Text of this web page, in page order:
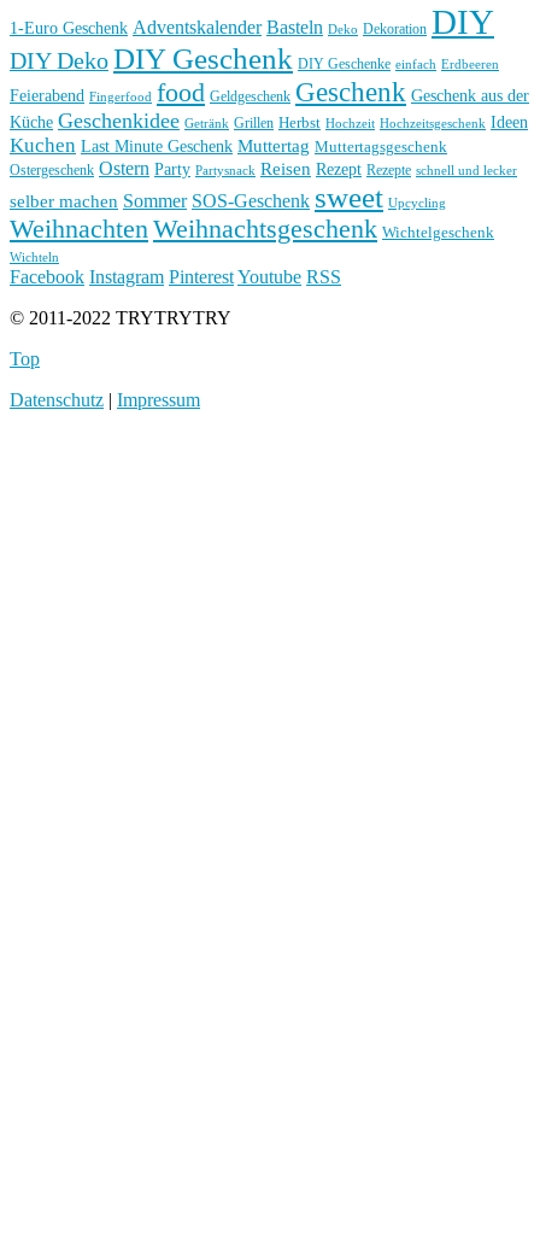
1-Euro Geschenk Adventskalender Basteln Deko Dekoration DIY
DIY DekoDIY Geschenk DIY Geschenke einfach Erdbeeren
Feierabend Fingerfood food Geldgeschenk Geschenk Geschenk aus der
Küche Geschenkidee Getränk Grillen Herbst Hochzeit Hochzeitsgeschenk Ideen
Kuchen Last Minute Geschenk Muttertag Muttertagsgeschenk
Ostergeschenk Ostern Party Partysnack Reisen Rezept Rezepte schnell und lecker
selber machen Sommer SOS-Geschenk sweet Upcycling
Weihnachten Weihnachtsgeschenk Wichtelgeschenk
Wichteln
Facebook Instagram PinterestYoutube RSS
© 2011-2022 TRYTRYTRY
Top
Datenschutz | Impressum